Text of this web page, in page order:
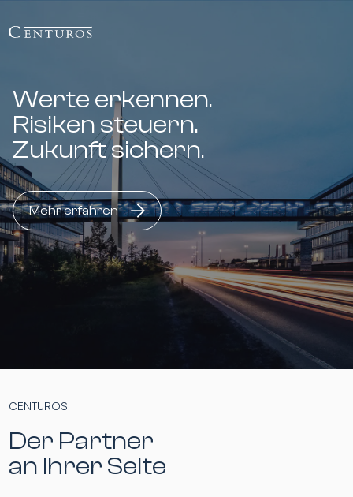
Werte erkennen.
Risiken steuern.
Zukunft sichern.
Mehr erfahren
CENTUROS
Der Partner
an Ihrer Seite